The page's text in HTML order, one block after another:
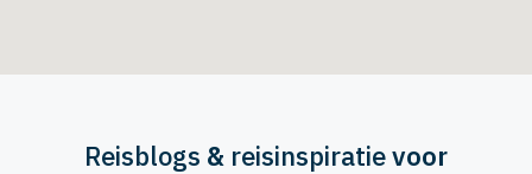
Reisblogs & reisinspiratievoor